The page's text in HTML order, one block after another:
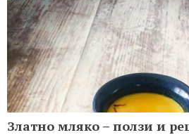
Златно мляко – ползи и